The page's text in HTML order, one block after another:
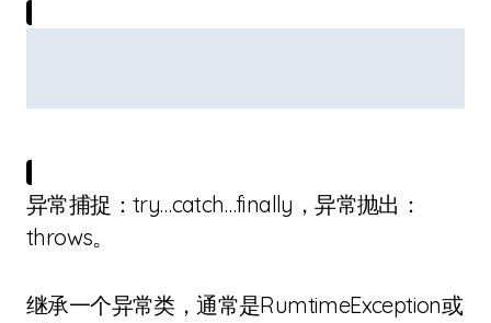
异常捕捉：try…catch…finally，异常抛出：
throws。
继承一个异常类，通常是RumtimeException或